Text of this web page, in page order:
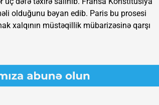
olduğunu bəyan edib. Paris bu prosesi
xalqının müstəqillik mübarizəsinə qarşı